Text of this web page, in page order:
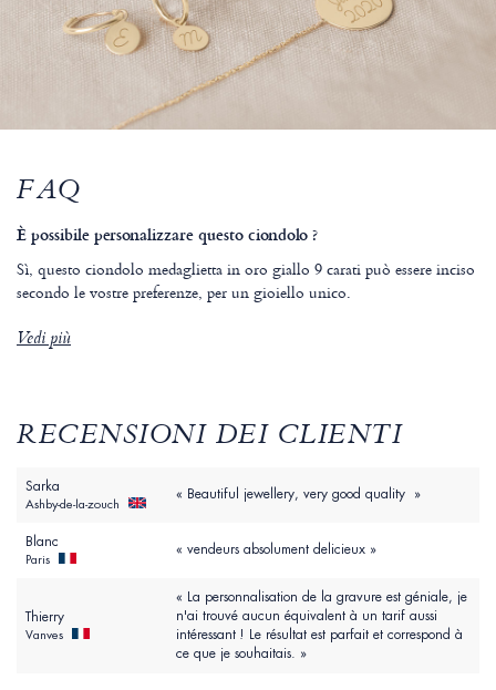
FAQ
È possibile personalizzare questo ciondolo ?
Sì, questo ciondolo medaglietta in oro giallo 9 carati può essere inciso
secondo le vostre preferenze, per un gioiello unico.
Vedi più
RECENSIONI DEI CLIENTI
Sarka
Ashby-de-la-zouch
« Beautiful jewellery, very good quality »
Blanc
Paris
« vendeurs absolument delicieux »
Thierry
Vanves
« La personnalisation de la gravure est géniale, je
n'ai trouvé aucun équivalent à un tarif aussi
intéressant ! Le résultat est parfait et correspond à
ce que je souhaitais. »